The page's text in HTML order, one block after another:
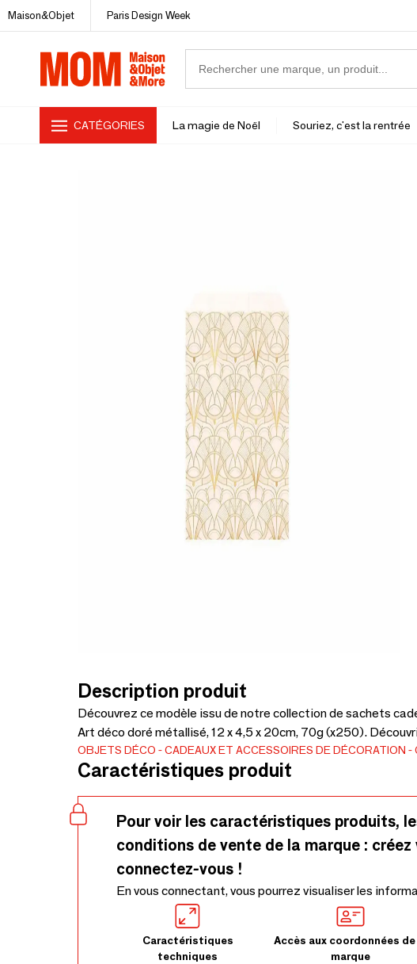
Maison&Objet Paris Design Week
CATÉGORIES La magie de Noël Souriez, c'est la rentrée
Description produit
Découvrez ce modèle issu de notre collection de sachets
Art déco doré métallisé, 12 x 4,5 x 20cm, 70g (x250).
OBJETS DÉCO CADEAUX ET ACCESSOIRES DE DÉCORATION
Caractéristiques produit
Pour voir les caractéristiques produits,
conditions de vente de la marque : créez
connectez-vous !
En vous connectant, vous pourrez visualiser les
Caractéristiques
techniques
Accès aux coordonnées
marque